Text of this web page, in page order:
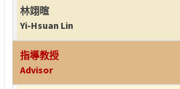
林翊暄
Yi-Hsuan Lin
指導教授
Advisor